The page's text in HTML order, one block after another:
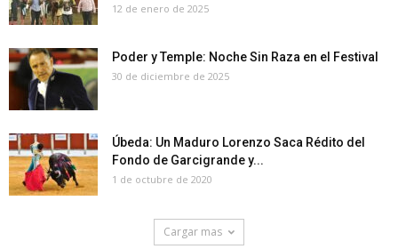
12 de enero de 2025
Poder y Temple: Noche Sin Raza en el Festival
30 de diciembre de 2025
Úbeda: Un Maduro Lorenzo Saca Rédito del
Fondo de Garcigrande y...
1 de octubre de 2020
Cargar mas